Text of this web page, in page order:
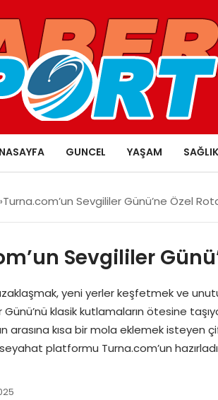
GUNCEL YAŞAM SAĞLIK
Turna.com’un Sevgililer Günü’ne Özel
Sevgililer
yeni yerler keşfetmek ve
klasik kutlamaların ötesine
arasına kısa bir mola eklemek isteyen
seyahat platformu Turna.com’un